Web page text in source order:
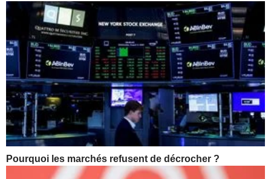
Pourquoi les marchés refusent de décrocher ?